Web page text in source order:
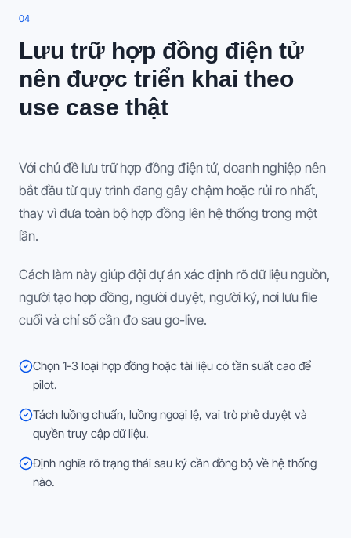
04
Lưu trữ hợp đồng điện tử
nên được triển khai theo
use case thật
Với chủ đề lưu trữ hợp đồng điện tử, doanh nghiệp nên
bắt đầu từ quy trình đang gây chậm hoặc rủi ro nhất,
thay vì đưa toàn bộ hợp đồng lên hệ thống trong một
lần.
Cách làm này giúp đội dự án xác định rõ dữ liệu nguồn,
người tạo hợp đồng, người duyệt, người ký, nơi lưu file
cuối và chỉ số cần đo sau go-live.
Chọn 1-3 loại hợp đồng hoặc tài liệu có tần suất cao để
pilot.
Tách luồng chuẩn, luồng ngoại lệ, vai trò phê duyệt và
quyền truy cập dữ liệu.
Định nghĩa rõ trạng thái sau ký cần đồng bộ về hệ thống
nào.